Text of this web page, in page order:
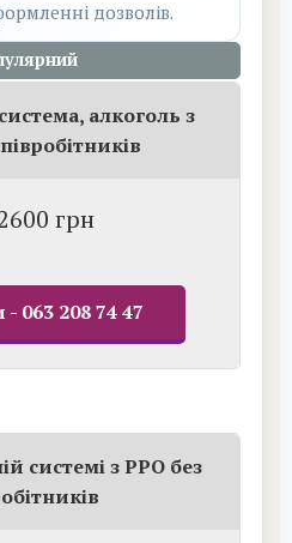
дозволів.
алкоголь з
грн
063 208 74 47
системі з РРО без